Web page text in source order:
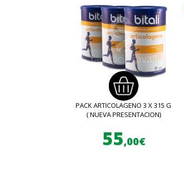
PACK ARTICOLAGENO 3 X 315 G
( NUEVA PRESENTACION)
55,00€